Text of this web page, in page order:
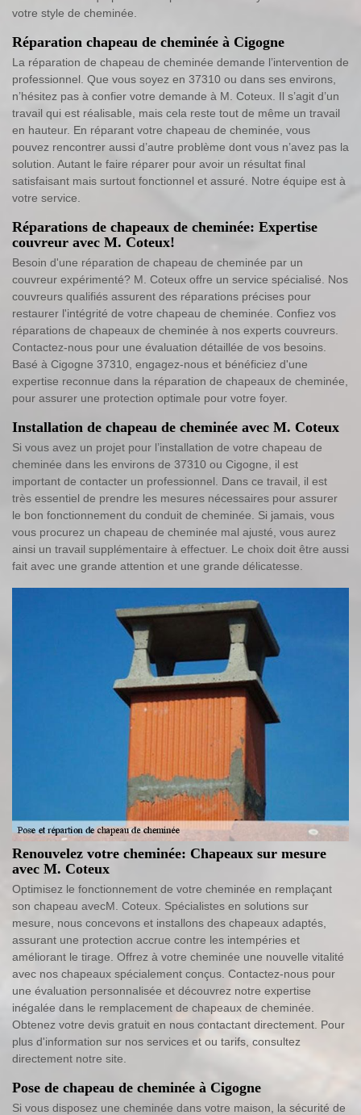
votre style de cheminée.
Réparation chapeau de cheminée à Cigogne
La réparation de chapeau de cheminée demande l’intervention de
professionnel. Que vous soyez en 37310 ou dans ses environs,
n’hésitez pas à confier votre demande à M. Coteux. Il s’agit d’un
travail qui est réalisable, mais cela reste tout de même un travail
en hauteur. En réparant votre chapeau de cheminée, vous
pouvez rencontrer aussi d’autre problème dont vous n’avez pas la
solution. Autant le faire réparer pour avoir un résultat final
satisfaisant mais surtout fonctionnel et assuré. Notre équipe est à
votre service.
Réparations de chapeaux de cheminée: Expertise
couvreur avec M. Coteux!
Besoin d'une réparation de chapeau de cheminée par un
couvreur expérimenté? M. Coteux offre un service spécialisé. Nos
couvreurs qualifiés assurent des réparations précises pour
restaurer l'intégrité de votre chapeau de cheminée. Confiez vos
réparations de chapeaux de cheminée à nos experts couvreurs.
Contactez-nous pour une évaluation détaillée de vos besoins.
Basé à Cigogne 37310, engagez-nous et bénéficiez d'une
expertise reconnue dans la réparation de chapeaux de cheminée,
pour assurer une protection optimale pour votre foyer.
Installation de chapeau de cheminée avec M. Coteux
Si vous avez un projet pour l’installation de votre chapeau de
cheminée dans les environs de 37310 ou Cigogne, il est
important de contacter un professionnel. Dans ce travail, il est
très essentiel de prendre les mesures nécessaires pour assurer
le bon fonctionnement du conduit de cheminée. Si jamais, vous
vous procurez un chapeau de cheminée mal ajusté, vous aurez
ainsi un travail supplémentaire à effectuer. Le choix doit être aussi
fait avec une grande attention et une grande délicatesse.
Renouvelez votre cheminée: Chapeaux sur mesure
avec M. Coteux
Optimisez le fonctionnement de votre cheminée en remplaçant
son chapeau avecM. Coteux. Spécialistes en solutions sur
mesure, nous concevons et installons des chapeaux adaptés,
assurant une protection accrue contre les intempéries et
améliorant le tirage. Offrez à votre cheminée une nouvelle vitalité
avec nos chapeaux spécialement conçus. Contactez-nous pour
une évaluation personnalisée et découvrez notre expertise
inégalée dans le remplacement de chapeaux de cheminée.
Obtenez votre devis gratuit en nous contactant directement. Pour
plus d'information sur nos services et ou tarifs, consultez
directement notre site.
Pose de chapeau de cheminée à Cigogne
Si vous disposez une cheminée dans votre maison, la sécurité de